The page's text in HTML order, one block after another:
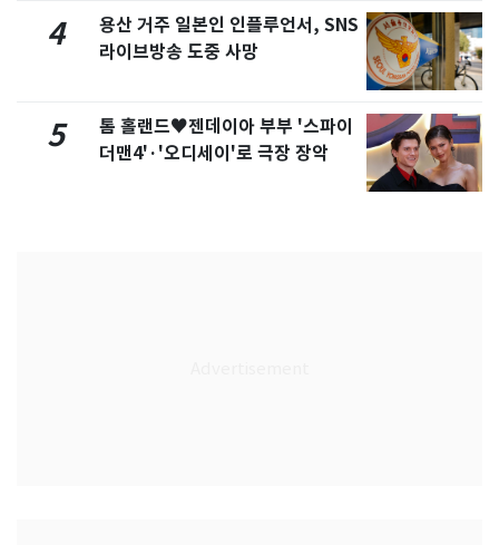
4
용산 거주 일본인 인플루언서, SNS
라이브방송 도중 사망
5
톰 홀랜드♥젠데이아 부부 '스파이
더맨4'·'오디세이'로 극장 장악